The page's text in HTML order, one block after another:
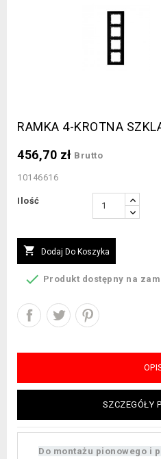
RAMKA 4-KROTNA
456,70 zł Brutto
10146616
Ilość
 Dodaj Do Koszyka
 Produkt dostępny na
SZCZEGÓŁY
Do montażu pionowego i